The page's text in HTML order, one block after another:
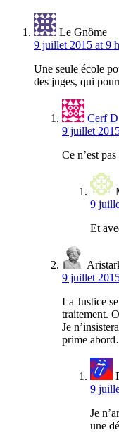
Le Gnôme
9 juillet 2015 at 9
Une seule école
des juges, qui
Cerf D
9 juillet
Ce n’est
9
Et
9 juillet
La Justice
traitement.
Je
prime
9
Je
une